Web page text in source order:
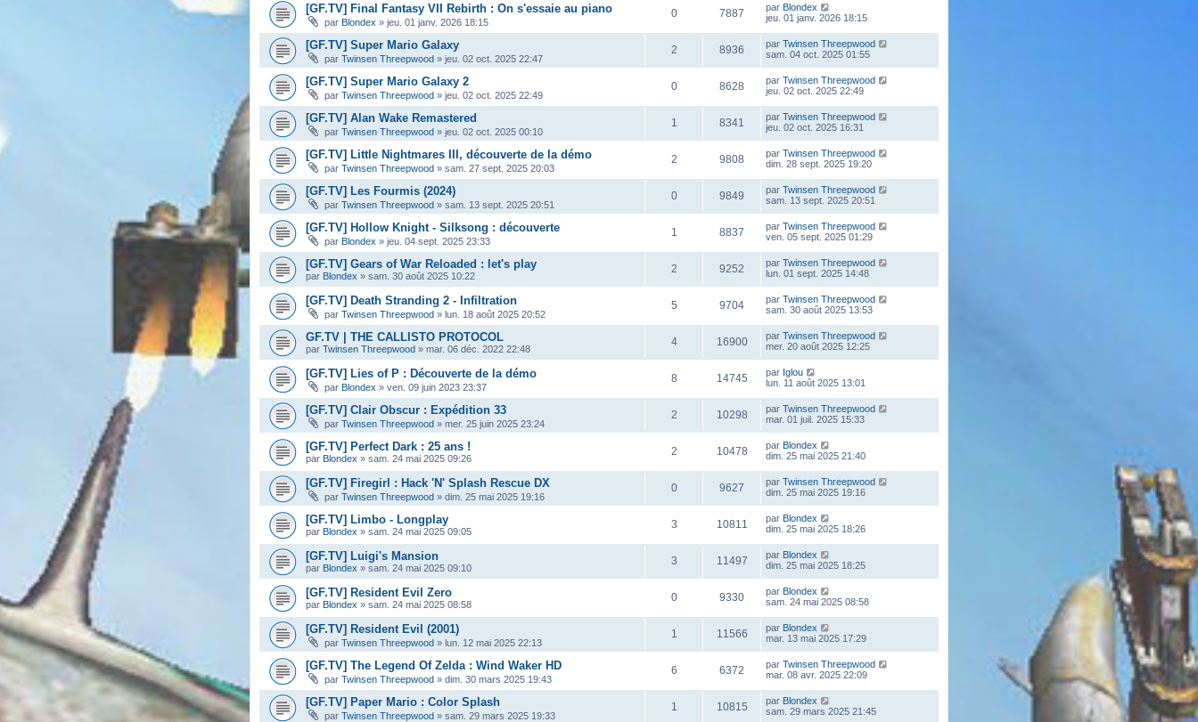
[GF.TV] Final Fantasy VII Rebirth : On s'essaie au piano
par Blondex » jeu. 01 janv. 2026 18:15
0 7887 par Blondex
jeu. 01 janv. 2026 18:15
[GF.TV] Super Mario Galaxy
par Twinsen Threepwood » jeu. 02 oct. 2025 22:47
2 8936 par Twinsen Threepwood
sam. 04 oct. 2025 01:55
[GF.TV] Super Mario Galaxy 2
par Twinsen Threepwood » jeu. 02 oct. 2025 22:49
0 8628 par Twinsen Threepwood
jeu. 02 oct. 2025 22:49
[GF.TV] Alan Wake Remastered
par Twinsen Threepwood » jeu. 02 oct. 2025 00:10
1 8341 par Twinsen Threepwood
jeu. 02 oct. 2025 16:31
[GF.TV] Little Nightmares III, découverte de la démo
par Twinsen Threepwood » sam. 27 sept. 2025 20:03
2 9808 par Twinsen Threepwood
dim. 28 sept. 2025 19:20
[GF.TV] Les Fourmis (2024)
par Twinsen Threepwood » sam. 13 sept. 2025 20:51
0 9849 par Twinsen Threepwood
sam. 13 sept. 2025 20:51
[GF.TV] Hollow Knight - Silksong : découverte
par Blondex » jeu. 04 sept. 2025 23:33
1 8837 par Twinsen Threepwood
ven. 05 sept. 2025 01:29
[GF.TV] Gears of War Reloaded : let's play
par Blondex » sam. 30 août 2025 10:22
2 9252 par Twinsen Threepwood
lun. 01 sept. 2025 14:48
[GF.TV] Death Stranding 2 - Infiltration
par Twinsen Threepwood » lun. 18 août 2025 20:52
5 9704 par Twinsen Threepwood
sam. 30 août 2025 13:53
GF.TV | THE CALLISTO PROTOCOL
par Twinsen Threepwood » mar. 06 déc. 2022 22:48
4 16900 par Twinsen Threepwood
mer. 20 août 2025 12:25
[GF.TV] Lies of P : Découverte de la démo
par Blondex » ven. 09 juin 2023 23:37
8 14745 par Iglou
lun. 11 août 2025 13:01
[GF.TV] Clair Obscur : Expédition 33
par Twinsen Threepwood » mer. 25 juin 2025 23:24
2 10298 par Twinsen Threepwood
mar. 01 juil. 2025 15:33
[GF.TV] Perfect Dark : 25 ans !
par Blondex » sam. 24 mai 2025 09:26
2 10478 par Blondex
dim. 25 mai 2025 21:40
[GF.TV] Firegirl : Hack 'N' Splash Rescue DX
par Twinsen Threepwood » dim. 25 mai 2025 19:16
0 9627 par Twinsen Threepwood
dim. 25 mai 2025 19:16
[GF.TV] Limbo - Longplay
par Blondex » sam. 24 mai 2025 09:05
3 10811 par Blondex
dim. 25 mai 2025 18:26
[GF.TV] Luigi's Mansion
par Blondex » sam. 24 mai 2025 09:10
3 11497 par Blondex
dim. 25 mai 2025 18:25
[GF.TV] Resident Evil Zero
par Blondex » sam. 24 mai 2025 08:58
0 9330 par Blondex
sam. 24 mai 2025 08:58
[GF.TV] Resident Evil (2001)
par Twinsen Threepwood » lun. 12 mai 2025 22:13
1 11566 par Blondex
mar. 13 mai 2025 17:29
[GF.TV] The Legend Of Zelda : Wind Waker HD
par Twinsen Threepwood » dim. 30 mars 2025 19:43
6 6372 par Twinsen Threepwood
mar. 08 avr. 2025 22:09
[GF.TV] Paper Mario : Color Splash
par Twinsen Threepwood » sam. 29 mars 2025 19:33
1 10815 par Blondex
sam. 29 mars 2025 21:45